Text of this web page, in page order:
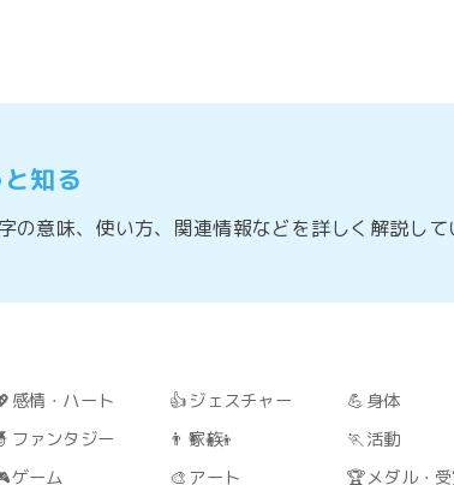
知る
の意味、使い方、関連情報などを詳しく解説して
感情・ハート 👍 ジェスチャー 💪 身体
ファンタジー 👨‍👩‍👧‍👦
家族 🏃活動
ゲーム 🎨 アート 🏆メダル・